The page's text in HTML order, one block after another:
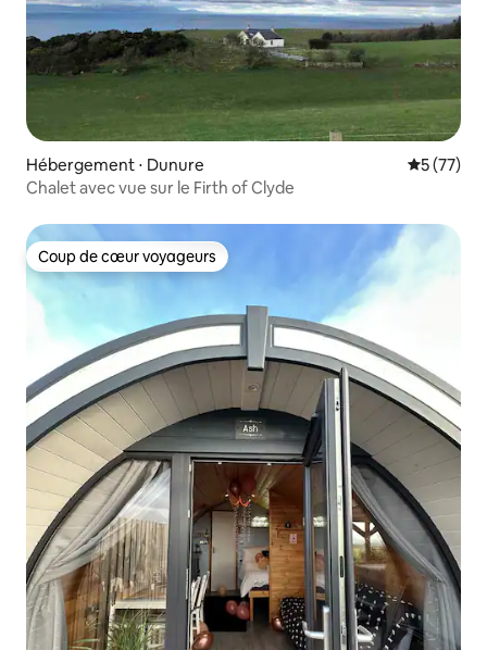
Hébergement ⋅ Dunure
5 (77)
Chalet avec vue sur le Firth of Clyde
Coup de cœur voyageurs
Coup de cœur voyageurs